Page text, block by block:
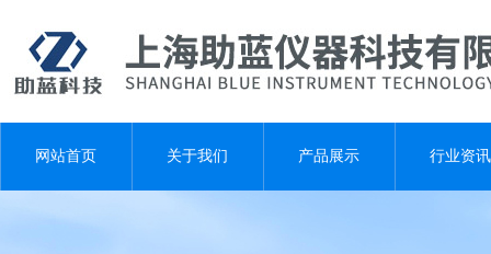
网站首页 关于我们 产品展示 行业资讯